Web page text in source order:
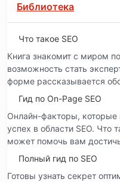
Библиотека
Что такое SEO
Книга знакомит с миром
возможность стать
форме рассказывается
Гид по On-Page SEO
Онлайн-факторы, которые
успех в области SEO. Что
может помочь вам
Полный гид по SEO
Готовы узнать секрет